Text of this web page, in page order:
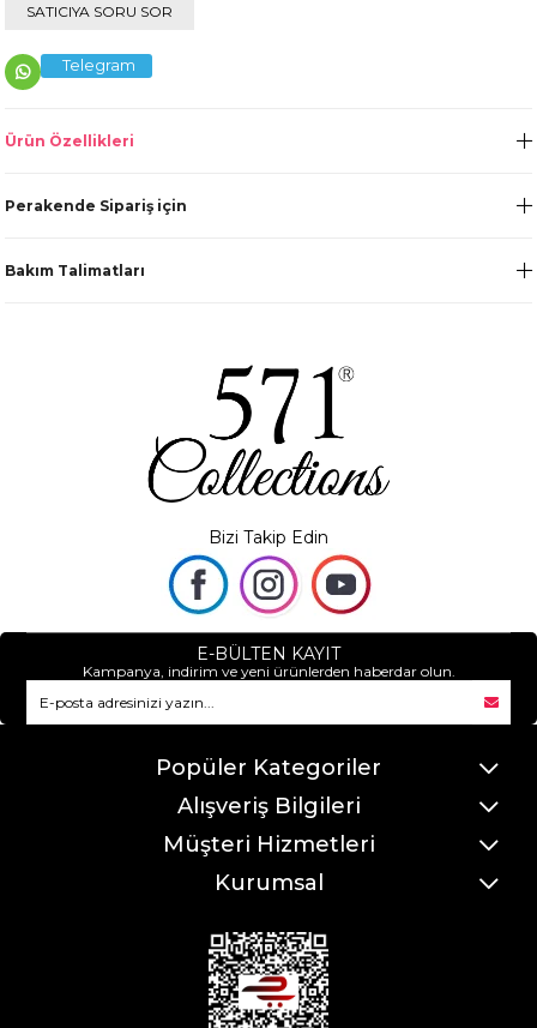
SATICIYA SORU SOR
Telegram
Ürün Özellikleri
Perakende Sipariş için
Bakım Talimatları
Bizi Takip Edin
E-BÜLTEN KAYIT
Kampanya, indirim ve yeni ürünlerden haberdar olun.
Popüler Kategoriler
Alışveriş Bilgileri
Müşteri Hizmetleri
Kurumsal